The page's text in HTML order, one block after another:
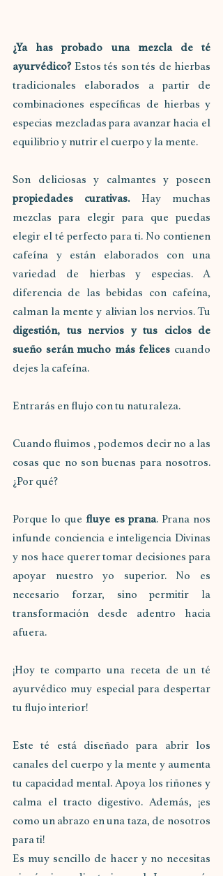
¿Ya has probado una mezcla de té
ayurvédico? Estos tés son tés de hierbas
tradicionales elaborados a partir de
combinaciones específicas de hierbas y
especias mezcladas para avanzar hacia el
equilibrio y nutrir el cuerpo y la mente.
propiedades curativas. Hay muchas
mezclas para elegir para que puedas
elegir el té perfecto para ti. No contienen
cafeína y están elaborados con una
variedad de hierbas y especias. A
diferencia de las bebidas con cafeína,
digestión, tus nervios y tus ciclos de
sueño serán mucho más felices cuando
dejes la cafeína.
Entrarás en flujo con tu naturaleza.
Cuando fluimos , podemos decir no a las
cosas que no son buenas para nosotros.
¿Por qué?
Porque lo que fluye es prana. Prana nos
infunde conciencia e inteligencia Divinas
y nos hace querer tomar decisiones para
apoyar nuestro yo superior. No es
necesario forzar, sino permitir la
transformación desde adentro hacia
afuera.
¡Hoy te comparto una receta de un té
ayurvédico muy especial para despertar
tu flujo interior!
Este té está diseñado para abrir los
canales del cuerpo y la mente y aumenta
tu capacidad mental. Apoya los riñones y
calma el tracto digestivo. Además, ¡es
como un abrazo en una taza, de nosotros
para ti!
Es muy sencillo de hacer y no necesitas